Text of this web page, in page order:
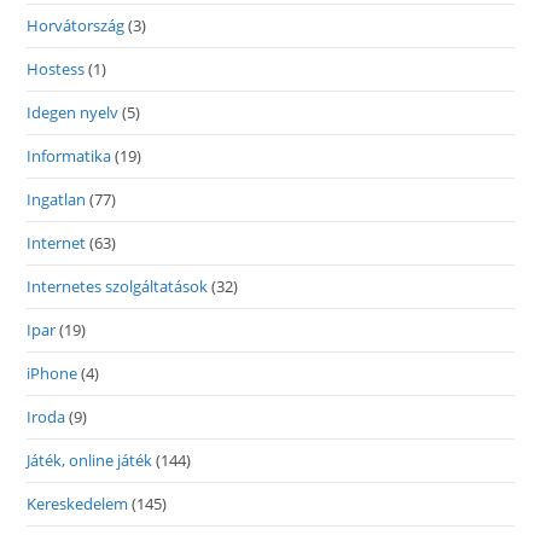
Horvátország(3)
Hostess(1)
Idegen nyelv(5)
Informatika(19)
Ingatlan (77)
Internet(63)
Internetes szolgáltatások(32)
Ipar(19)
iPhone(4)
Iroda(9)
Játék, online játék(144)
Kereskedelem (145)